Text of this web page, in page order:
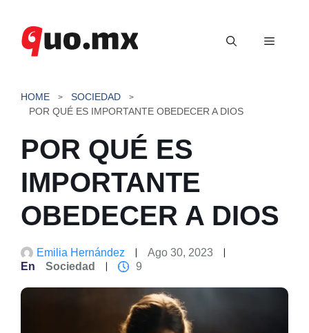
contenido
Menú
HOME
SOCIEDAD
POR QUÉ ES IMPORTANTE OBEDECER A DIOS
POR QUÉ ES
IMPORTANTE
OBEDECER A DIOS
Emilia Hernández
Ago 30, 2023
En
Sociedad 9